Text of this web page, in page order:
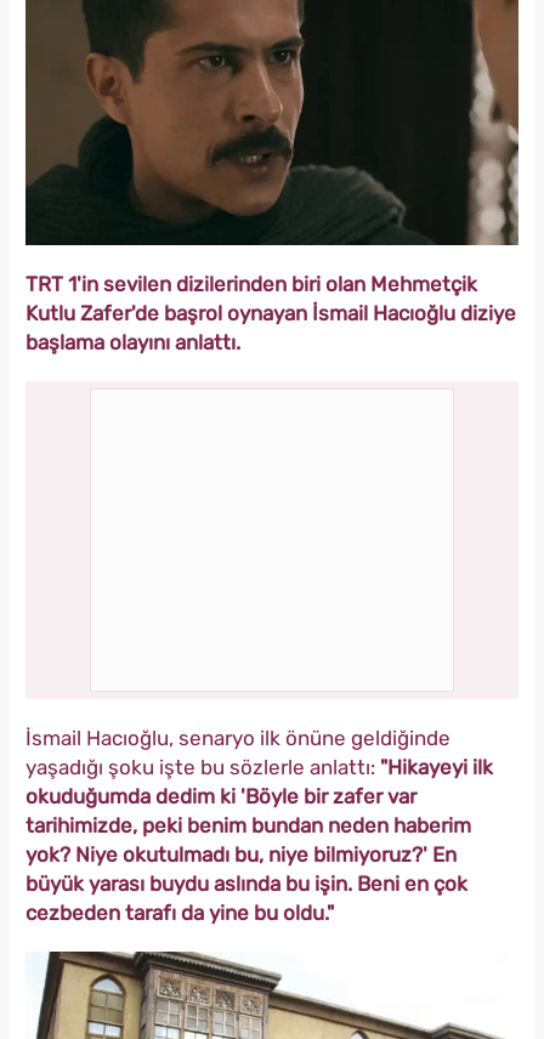
TRT 1'in sevilen dizilerinden biri olan Mehmetçik
Kutlu Zafer'de başrol oynayan İsmail Hacıoğlu diziye
başlama olayını anlattı.
İsmail Hacıoğlu, senaryo ilk önüne geldiğinde
yaşadığı şoku işte bu sözlerle anlattı: "Hikayeyi ilk
okuduğumda dedim ki 'Böyle bir zafer var
tarihimizde, peki benim bundan neden haberim
yok? Niye okutulmadı bu, niye bilmiyoruz?' En
büyük yarası buydu aslında bu işin. Beni en çok
cezbeden tarafı da yine bu oldu."